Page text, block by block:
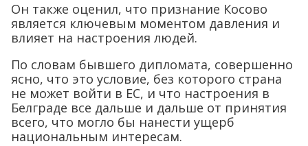
Он также оценил, что признание Косово
является ключевым моментом давления и
влияет на настроения людей.
По словам бывшего дипломата, совершенно
ясно, что это условие, без которого страна
не может войти в ЕС, и что настроения в
Белграде все дальше и дальше от принятия
всего, что могло бы нанести ущерб
национальным интересам.